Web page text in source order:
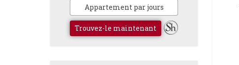
Appartement par jours
Trouvez-le maintenant